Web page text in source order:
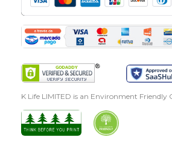
K Life LIMITED is an Environment Friendly